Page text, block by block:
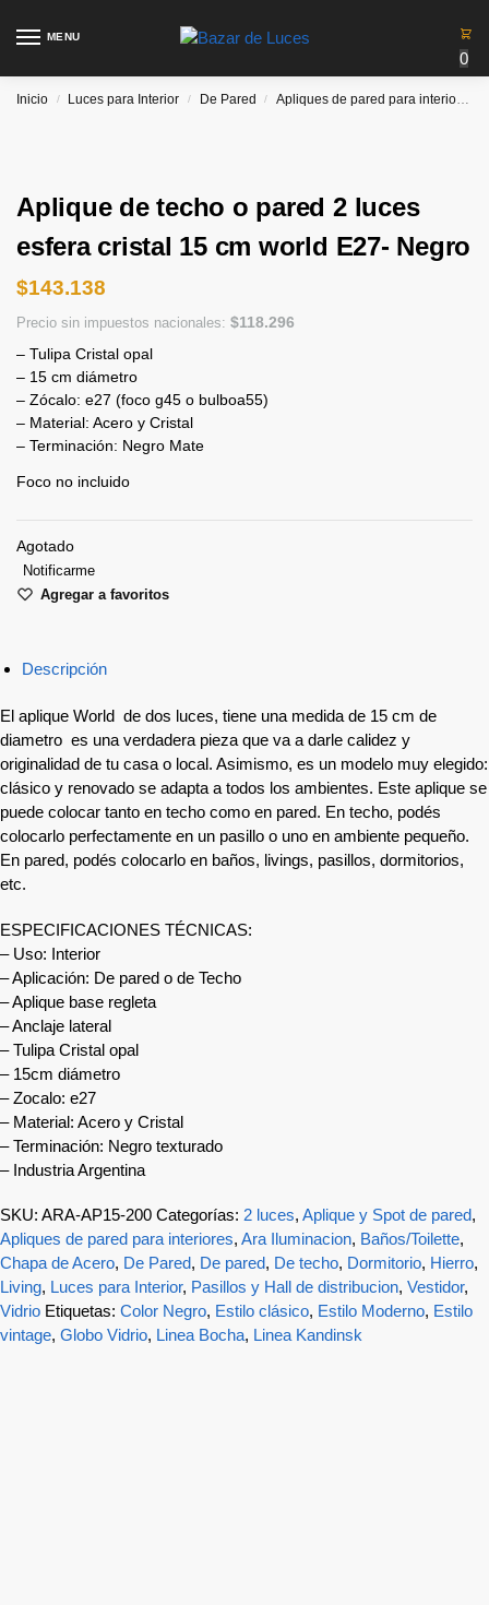
MENU
0
Inicio / Luces para Interior / De Pared / Apliques de pared para interiores
Aplique de techo o pared 2 luces
esfera cristal 15 cm world E27- Negro
$143.138
Precio sin impuestos nacionales: $118.296
– Tulipa Cristal opal
– 15 cm diámetro
– Zócalo: e27 (foco g45 o bulboa55)
– Material: Acero y Cristal
– Terminación: Negro Mate
Foco no incluido
Agotado
Notificarme
Agregar a favoritos
Descripción
El aplique World de dos luces, tiene una medida de 15 cm de
diametro es una verdadera pieza que va a darle calidez y
originalidad de tu casa o local. Asimismo, es un modelo muy elegido:
clásico y renovado se adapta a todos los ambientes. Este aplique se
puede colocar tanto en techo como en pared. En techo, podés
colocarlo perfectamente en un pasillo o uno en ambiente pequeño.
En pared, podés colocarlo en baños, livings, pasillos, dormitorios,
etc.
ESPECIFICACIONES TÉCNICAS:
– Uso: Interior
– Aplicación: De pared o de Techo
– Aplique base regleta
– Anclaje lateral
– Tulipa Cristal opal
– 15cm diámetro
– Zocalo: e27
– Material: Acero y Cristal
– Terminación: Negro texturado
– Industria Argentina
SKU: ARA-AP15-200 Categorías: 2 luces, Aplique y Spot de pared,
Apliques de pared para interiores, Ara Iluminacion, Baños/Toilette,
Chapa de Acero, De Pared, De pared, De techo, Dormitorio, Hierro,
Living, Luces para Interior, Pasillos y Hall de distribucion, Vestidor,
Vidrio Etiquetas: Color Negro, Estilo clásico, Estilo Moderno, Estilo
vintage, Globo Vidrio, Linea Bocha, Linea Kandinsk